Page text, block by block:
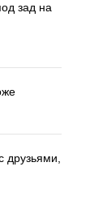
зад на
друзьями,